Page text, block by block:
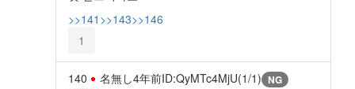
>>141 >>143>>146
1
140 名無し4年前ID:QyMTc4MjU(1/1) NG